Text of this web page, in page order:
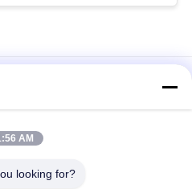
레이블이 있는 유리 바이알
아세테이트 작은 유리병 작은
AM
looking for?